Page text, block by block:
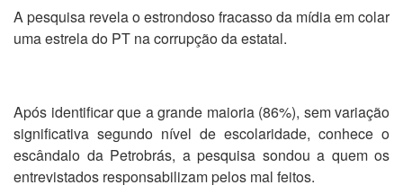
A pesquisa revela o estrondoso fracasso da mídia em colar
uma estrela do PT na corrupção da estatal.
Após identificar que a grande maioria (86%), sem variação
significativa segundo nível de escolaridade, conhece o
escândalo da Petrobrás, a pesquisa sondou a quem os
entrevistados responsabilizam pelos mal feitos.